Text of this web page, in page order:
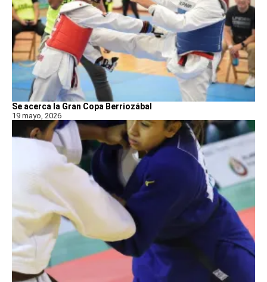
Se acerca la Gran Copa Berriozábal
19 mayo, 2026